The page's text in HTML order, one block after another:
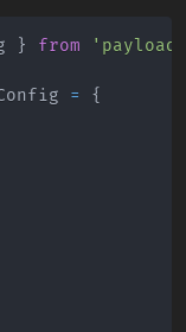
} from 'payload'
=
{